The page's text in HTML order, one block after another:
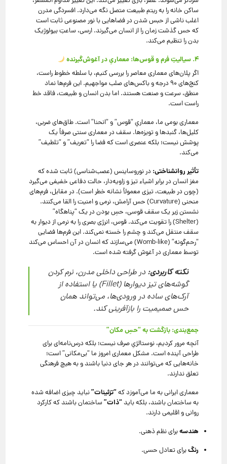
ساکن خانه را به ریتم طبیعت متصل نگه می‌دارد. افسردگی مدرن
اغلب ناشی از حبس شدن در فضاهایی با نور مصنوعی ثابت است
که حس گذشت زمان را از انسان می‌گیرند. ارسی، ساعتِ بیولوژیک
بدن را تنظیم می‌کند.
۴. سیالیتِ فرم و قوس‌ها: معماریِ در آغوش‌گیرنده
اگر پلان‌های معماری معاصر را بررسی کنیم، با سلطه خطوط راست،
کنج‌های ۹۰ درجه و باکس‌های صلب مواجهیم. این فرم‌ها نماد
منطق، سرعت و صنعت هستند. اما بدن انسان و طبیعت، فاقد خط
راست است.
معماری بومی ما، معماریِ “قوس” و “انحنا” است. طاق‌های ضربی،
کلیل‌ها، گنبدها و تویزه‌ها. سقف در معماری سنتی صرفاً یک
پوشش نیست؛ بلکه عنصری است که فضا را “تعریف” و “تلطیف”
می‌کند.
تأثیر روانشناختی: در نوروساینس (عصب‌شناسی) ثابت شده که
مغز انسان در برابر اشیاء تیز و زاویه‌دار، حالت دفاعی خفیفی می‌گیرد
(چون در طبیعت، تیزی معمولاً نشانه خطر است). در مقابل، فرم‌های
منحنی (Curvature) حس آرامش، نرمی و امنیت را القا می‌کنند.
نشستن زیر یک سقف قوسی، حسِ بودن در یک “پناهگاه”
(Shelter) را تقویت می‌کند. قوس، انرژی بصری را به نرمی از دیوار به
سقف منتقل می‌کند و چشم را خسته نمی‌کند. این فرم‌ها فضایی
“رحم‌گونه” (Womb-like) می‌سازند که انسان در آن احساس می‌کند
توسط معماری در آغوش گرفته شده است.
نکته کاربردی: در طراحی داخلی مدرن، نرم کردن
گوشه‌های تیز دیوارها (Fillet) یا استفاده از
آرک‌های ساده در ورودی‌ها، می‌تواند همان
حس صمیمیت را بازآفرینی کند.
جمع‌بندی: بازگشت به “حسِ مکان”
آنچه مرور کردیم، نوستالژیِ صرف نیست؛ بلکه درس‌نامه‌ای برای
طراحی آینده است. مشکل معماری امروز ما “بی‌مکانی” است؛
خانه‌هایی که می‌توانند در هر جای دنیا باشند و به هیچ فرهنگی
تعلق ندارند.
معماری ایرانی به ما می‌آموزد که “تزئینات”نباید چیزی اضافه شده
به ساختمان باشند، بلکه باید “ذات” ساختمان باشند که کارکرد
روانی و اقلیمی دارند.
هندسهبرای نظم ذهنی.
رنگبرای تعادل حسی.